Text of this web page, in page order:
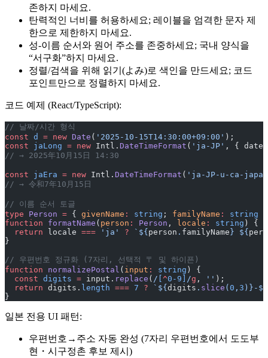
존하지 마세요.
탄력적인 너비를 허용하세요; 레이블을 엄격한 문자 제
한으로 제한하지 마세요.
성-이름 순서와 원어 주소를 존중하세요; 국내 양식을
“서구화”하지 마세요.
정렬/검색을 위해 읽기(よみ)로 색인을 만드세요; 코드
포인트만으로 정렬하지 마세요.
코드 예제 (React/TypeScript):
// 날짜/시간 형식
const d = new Date ( '2025-10-15T14:30:00+09:00' );
const jaLong = new Intl. DateTimeFormat ( 'ja-JP' , {
// → 2025年10月15日 14:30
const jaEra = new Intl. DateTimeFormat ( 'ja-JP-u-ca-
// → 令和7年10月15日
// 이름 순서 토글
type Person = { givenName : string ; familyName : string
function formatName ( person : Person , locale : string ) {
  return
locale === 'ja' ? `${ person . familyName } ${
}
// 우편번호 정규화 (7자리, 선택적 〒 및 하이픈)
function normalizePostal ( input : string ) {
  const
digits = input. replace ( / ^0-9] /g , '' );
  return
digits. length === 7 ? `${ digits . slice ( 0 , 3 ) }-${
}
일본 전용 UI 패턴:
우편번호→주소 자동 완성 (7자리 우편번호에서 도도부
현・시구정촌 후보 제시)